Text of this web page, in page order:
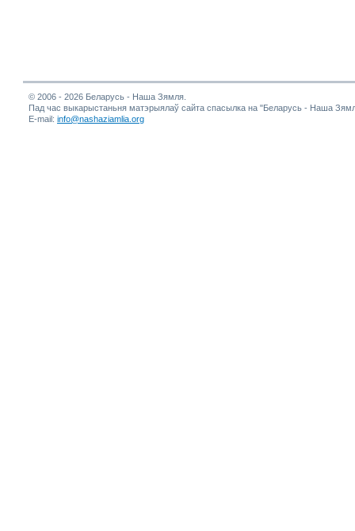
© 2006 - 2026 Беларусь - Наша Зямля.
Пад час выкарыстаньня матэрыялаў сайта спасылка на "Беларусь - Наша
E-mail: info@nashaziamlia.org